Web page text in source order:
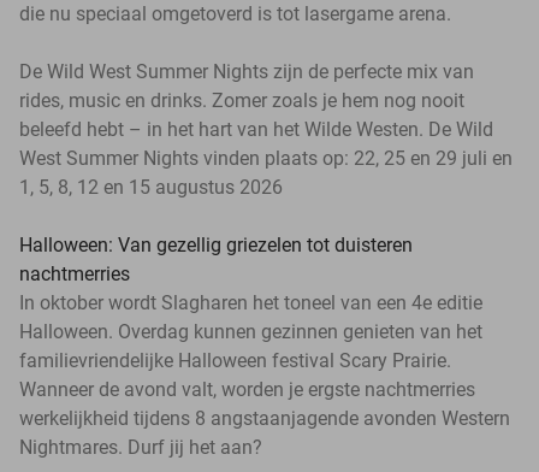
die nu speciaal omgetoverd is tot lasergame arena.
De Wild West Summer Nights zijn de perfecte mix van
rides, music en drinks. Zomer zoals je hem nog nooit
beleefd hebt – in het hart van het Wilde Westen. De Wild
West Summer Nights vinden plaats op: 22, 25 en 29 juli en
1, 5, 8, 12 en 15 augustus 2026
Halloween: Van gezellig griezelen tot duisteren
nachtmerries
In oktober wordt Slagharen het toneel van een 4e editie
Halloween. Overdag kunnen gezinnen genieten van het
familievriendelijke Halloween festival Scary Prairie.
Wanneer de avond valt, worden je ergste nachtmerries
werkelijkheid tijdens 8 angstaanjagende avonden Western
Nightmares. Durf jij het aan?